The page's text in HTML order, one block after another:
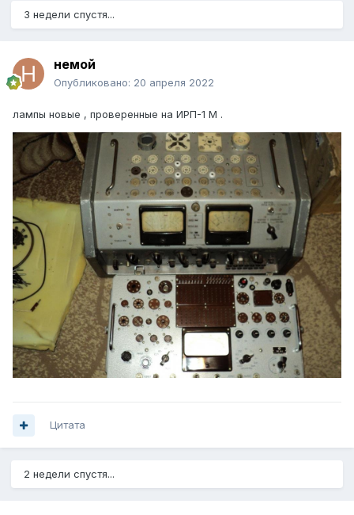
3 недели спустя...
немой
Опубликовано: 20 апреля 2022
лампы новые , проверенные на ИРП-1 М .
Цитата
2 недели спустя...